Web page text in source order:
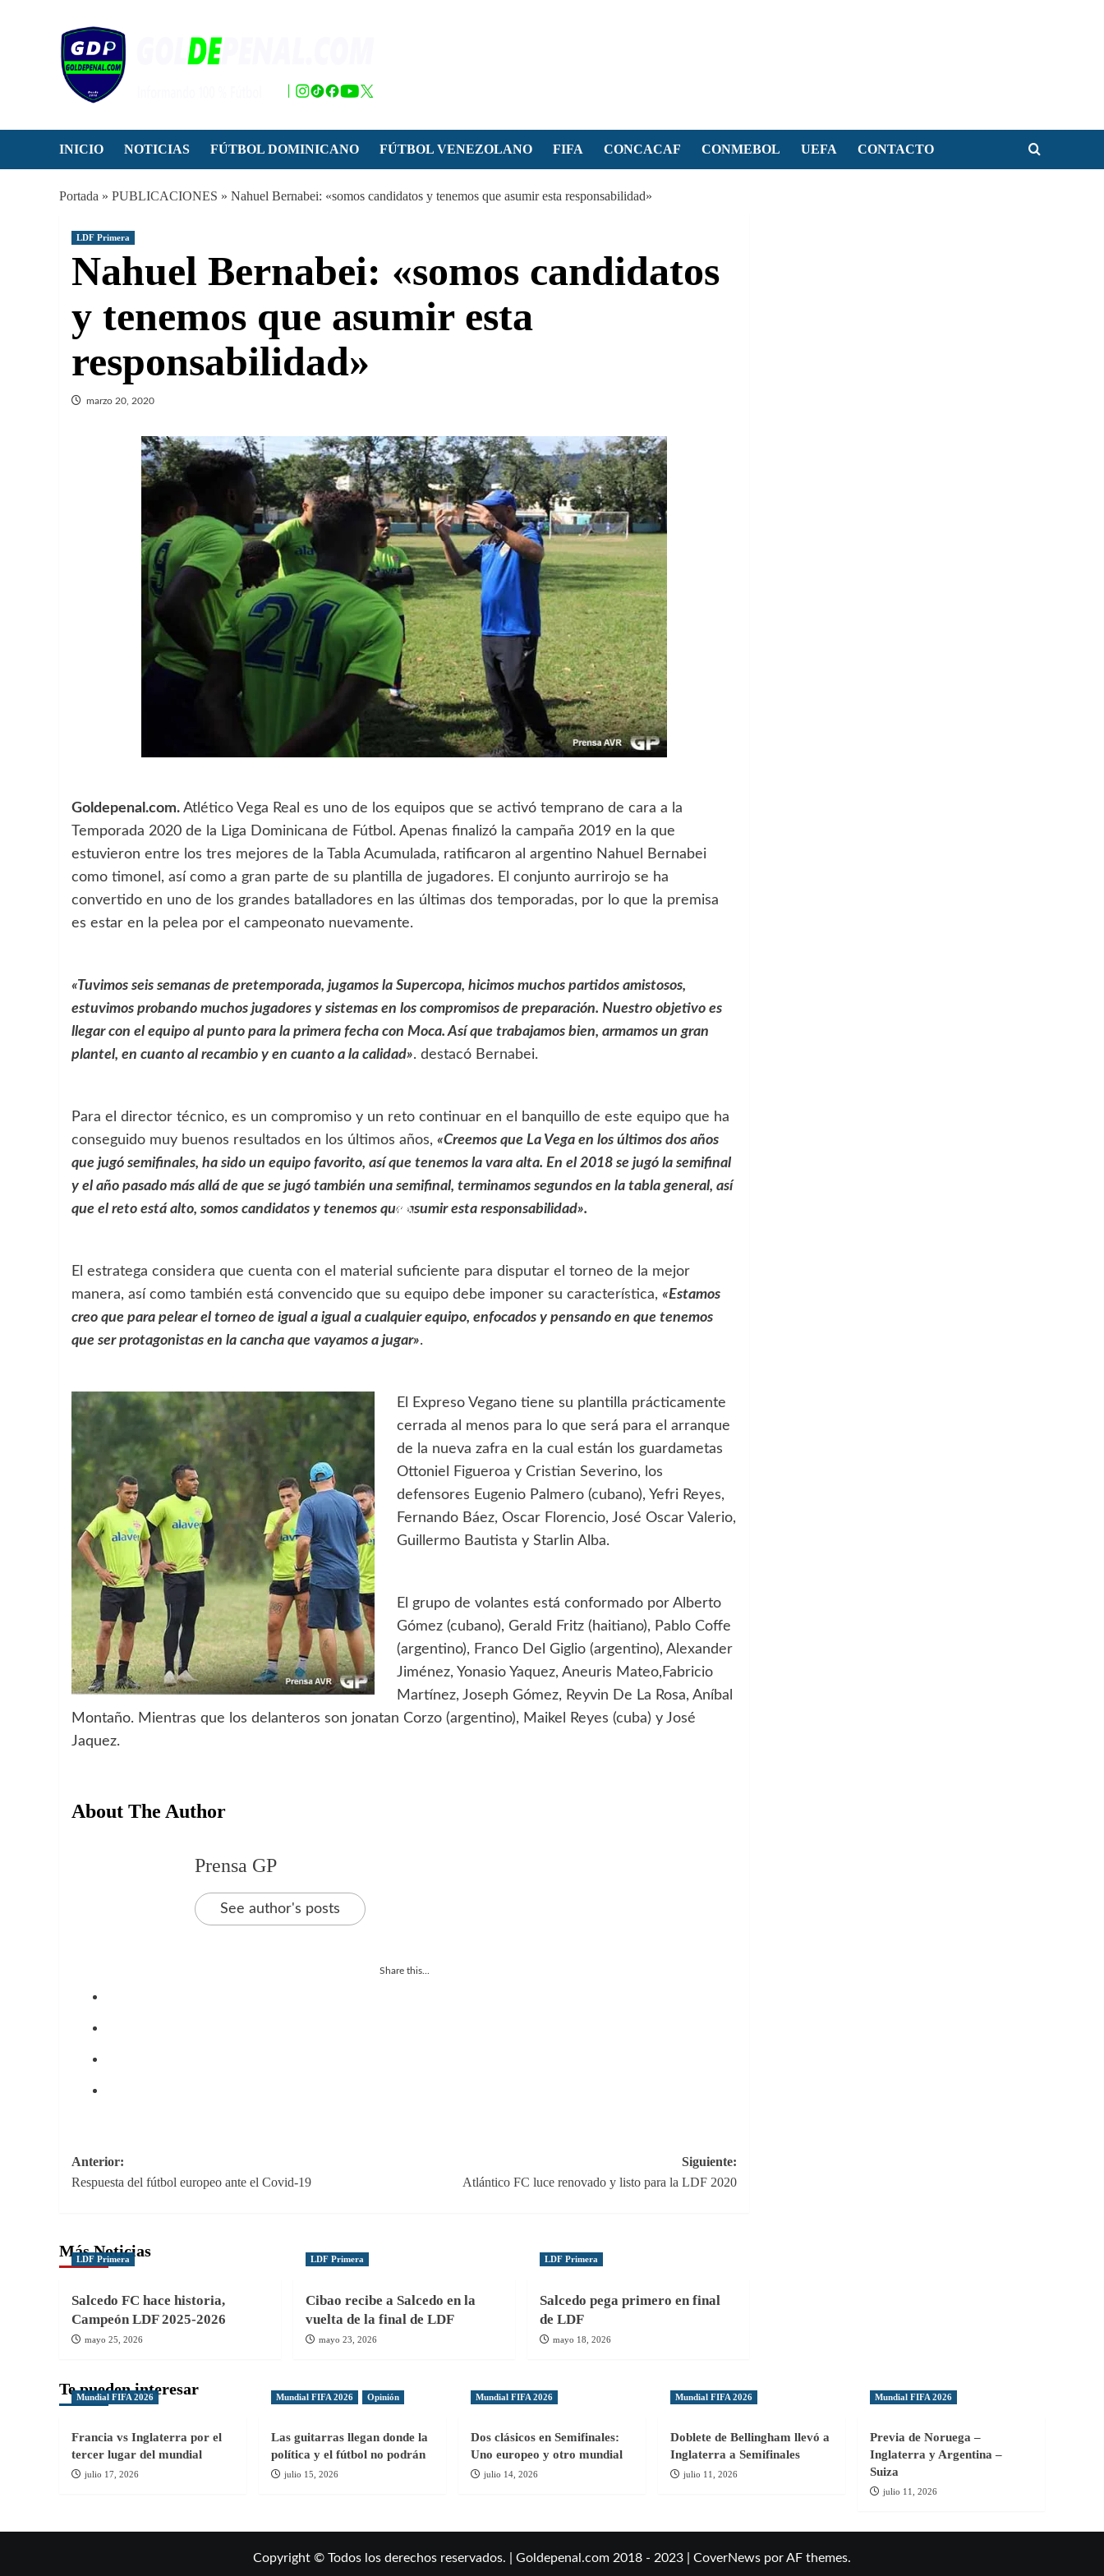
INICIO NOTICIAS FÚTBOL DOMINICANO FÚTBOL VENEZOLANO FIFA CONCACAF CONMEBOL UEFA CONTACTO
Portada » PUBLICACIONES » Nahuel Bernabei: «somos candidatos y tenemos que asumir esta responsabilidad»
LDF Primera
Nahuel Bernabei: «somos candidatos
y tenemos que asumir esta
responsabilidad»
marzo 20, 2020
Goldepenal.com. Atlético Vega Real es uno de los equipos que se activó temprano de cara a la
Temporada 2020 de la Liga Dominicana de Fútbol. Apenas finalizó la campaña 2019 en la que
estuvieron entre los tres mejores de la Tabla Acumulada, ratificaron al argentino Nahuel Bernabei
como timonel, así como a gran parte de su plantilla de jugadores. El conjunto aurrirojo se ha
convertido en uno de los grandes batalladores en las últimas dos temporadas, por lo que la premisa
es estar en la pelea por el campeonato nuevamente.
«Tuvimos seis semanas de pretemporada, jugamos la Supercopa, hicimos muchos partidos amistosos,
estuvimos probando muchos jugadores y sistemas en los compromisos de preparación. Nuestro objetivo es
llegar con el equipo al punto para la primera fecha con Moca. Así que trabajamos bien, armamos un gran
plantel, en cuanto al recambio y en cuanto a la calidad». destacó Bernabei.
Para el director técnico, es un compromiso y un reto continuar en el banquillo de este equipo que ha
conseguido muy buenos resultados en los últimos años, «Creemos que La Vega en los últimos dos años
que jugó semifinales, ha sido un equipo favorito, así que tenemos la vara alta. En el 2018 se jugó la semifinal
y el año pasado más allá de que se jugó también una semifinal, terminamos segundos en la tabla general, así
que el reto está alto, somos candidatos y tenemos que asumir esta responsabilidad».
El estratega considera que cuenta con el material suficiente para disputar el torneo de la mejor
manera, así como también está convencido que su equipo debe imponer su característica, «Estamos
creo que para pelear el torneo de igual a igual a cualquier equipo, enfocados y pensando en que tenemos
que ser protagonistas en la cancha que vayamos a jugar».
El Expreso Vegano tiene su plantilla prácticamente
cerrada al menos para lo que será para el arranque
de la nueva zafra en la cual están los guardametas
Ottoniel Figueroa y Cristian Severino, los
defensores Eugenio Palmero (cubano), Yefri Reyes,
Fernando Báez, Oscar Florencio, José Oscar Valerio,
Guillermo Bautista y Starlin Alba.
El grupo de volantes está conformado por Alberto
Gómez (cubano), Gerald Fritz (haitiano), Pablo Coffe
(argentino), Franco Del Giglio (argentino), Alexander
Jiménez, Yonasio Yaquez, Aneuris Mateo,Fabricio
Martínez, Joseph Gómez, Reyvin De La Rosa, Aníbal
Montaño. Mientras que los delanteros son jonatan Corzo (argentino), Maikel Reyes (cuba) y José
Jaquez.
About The Author
Prensa GP
See author's posts
Share this...
Navegación
de
Anterior:
Respuesta del fútbol europeo ante el Covid-19
Siguiente:
Atlántico FC luce renovado y listo para la LDF 2020
Más Noticias
LDF Primera
Salcedo FC hace historia,
Campeón LDF 2025-2026
mayo 25, 2026
LDF Primera
Cibao recibe a Salcedo en la
vuelta de la final de LDF
mayo 23, 2026
LDF Primera
Salcedo pega primero en final
de LDF
mayo 18, 2026
Te pueden interesar
Mundial FIFA 2026
Francia vs Inglaterra por el
tercer lugar del mundial
julio 17, 2026
Mundial FIFA 2026 Opinión
Las guitarras llegan donde la
política y el fútbol no podrán
julio 15, 2026
Mundial FIFA 2026
Dos clásicos en Semifinales:
Uno europeo y otro mundial
julio 14, 2026
Mundial FIFA 2026
Doblete de Bellingham llevó a
Inglaterra a Semifinales
julio 11, 2026
Mundial FIFA 2026
Previa de Noruega –
Inglaterra y Argentina –
Suiza
julio 11, 2026
Copyright © Todos los derechos reservados. | Goldepenal.com 2018 - 2023 CoverNews por AF themes.